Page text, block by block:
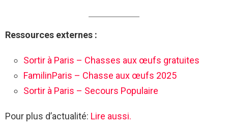
Ressources externes :
Sortir à Paris – Chasses aux œufs gratuites
FamilinParis – Chasse aux œufs 2025
Sortir à Paris – Secours Populaire
Pour plus d’actualité: Lire aussi.